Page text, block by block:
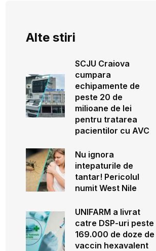
Alte stiri
SCJU Craiova
cumpara
echipamente de
peste 20 de
milioane de lei
pentru tratarea
pacientilor cu AVC
Nu ignora
intepaturile de
tantar! Pericolul
numit West Nile
UNIFARM a livrat
catre DSP-uri peste
169.000 de doze de
vaccin hexavalent